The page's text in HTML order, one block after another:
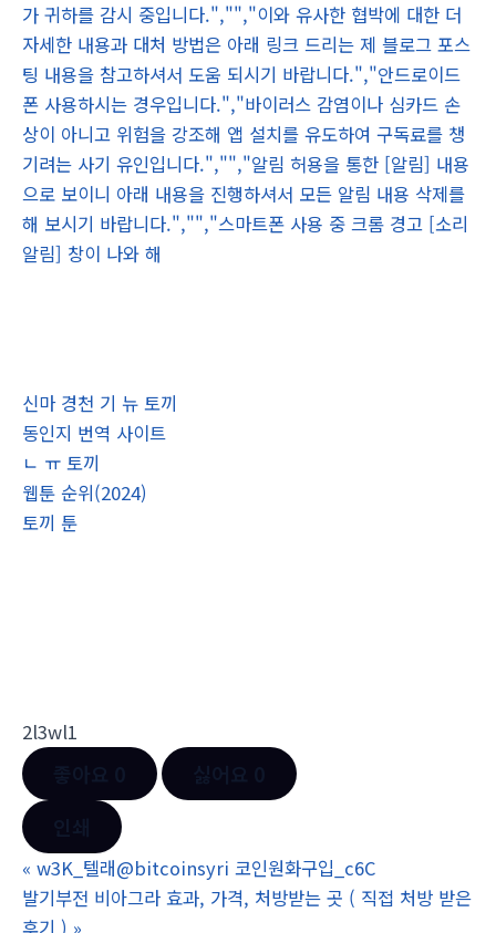
가 귀하를 감시 중입니다.","","이와 유사한 협박에 대한 더
자세한 내용과 대처 방법은 아래 링크 드리는 제 블로그 포스
팅 내용을 참고하셔서 도움 되시기 바랍니다.","안드로이드
폰 사용하시는 경우입니다.","바이러스 감염이나 심카드 손
상이 아니고 위험을 강조해 앱 설치를 유도하여 구독료를 챙
기려는 사기 유인입니다.","","알림 허용을 통한 [알림] 내용
으로 보이니 아래 내용을 진행하셔서 모든 알림 내용 삭제를
해 보시기 바랍니다.","","스마트폰 사용 중 크롬 경고 [소리
알림] 창이 나와 해
신마 경천 기 뉴 토끼
동인지 번역 사이트
ㄴ ㅠ 토끼
웹툰 순위(2024)
토끼 툰
2l3wl1
« w3K_텔래@bitcoinsyri 코인원화구입_c6C
발기부전 비아그라 효과, 가격, 처방받는 곳 ( 직접 처방 받은